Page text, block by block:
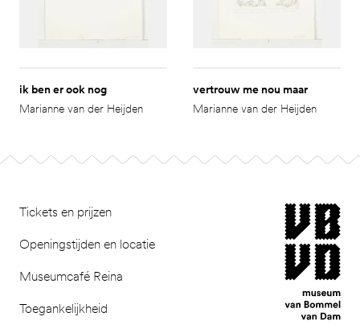
ik ben er ook nog
Marianne van der Heijden
vertrouw me nou maar
Marianne van der Heijden
Tickets en prijzen
Openingstijden en locatie
Museumcafé Reina
Toegankelijkheid
museum van